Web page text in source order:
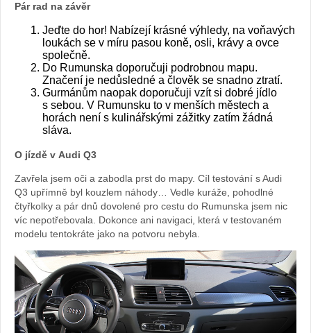
Pár rad na závěr
Jeďte do hor! Nabízejí krásné výhledy, na voňavých
loukách se v míru pasou koně, osli, krávy a ovce
společně.
Do Rumunska doporučuji podrobnou mapu.
Značení je nedůsledné a člověk se snadno ztratí.
Gurmánům naopak doporučuji vzít si dobré jídlo
s sebou. V Rumunsku to v menších městech a
horách není s kulinářskými zážitky zatím žádná
sláva.
O jízdě v Audi Q3
Zavřela jsem oči a zabodla prst do mapy. Cíl testování s Audi
Q3 upřímně byl kouzlem náhody… Vedle kuráže, pohodlné
čtyřkolky a pár dnů dovolené pro cestu do Rumunska jsem nic
víc nepotřebovala. Dokonce ani navigaci, která v testovaném
modelu tentokráte jako na potvoru nebyla.